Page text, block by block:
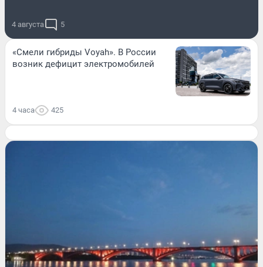
4 августа 5
«Смели гибриды Voyah». В России
возник дефицит электромобилей
4 часа 425